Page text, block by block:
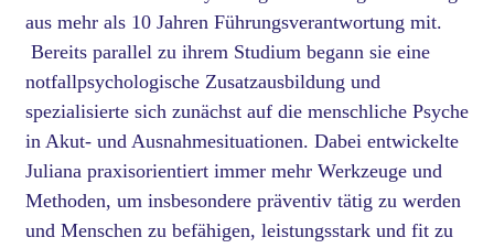
aus mehr als 10 Jahren Führungsverantwortung mit.
Bereits parallel zu ihrem Studium begann sie eine
notfallpsychologische Zusatzausbildung und
spezialisierte sich zunächst auf die menschliche Psyche
in Akut- und Ausnahmesituationen. Dabei entwickelte
Juliana praxisorientiert immer mehr Werkzeuge und
Methoden, um insbesondere präventiv tätig zu werden
und Menschen zu befähigen, leistungsstark und fit zu